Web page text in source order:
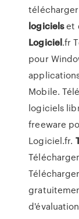
logicielset
Logiciel.fr
pour
Mobile.
logiciels
freeware
Logiciel.fr.